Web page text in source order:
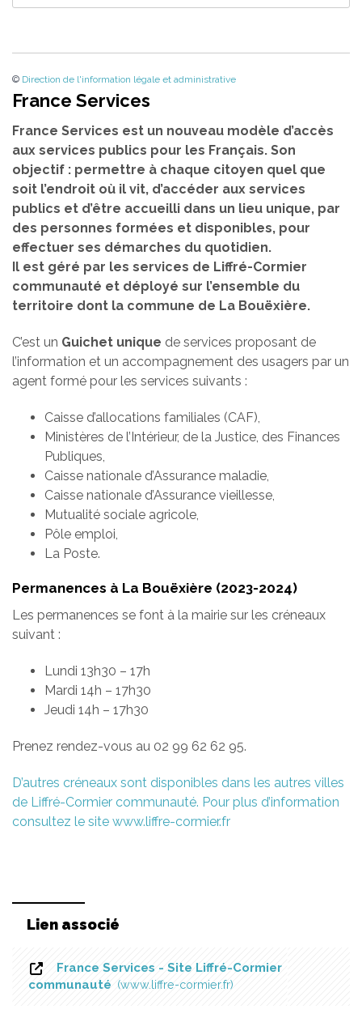
© Direction de l'information légale et administrative
France Services
France Services est un nouveau modèle d’accès
aux services publics pour les Français. Son
objectif : permettre à chaque citoyen quel que
soit l’endroit où il vit, d’accéder aux services
publics et d’être accueilli dans un lieu unique, par
des personnes formées et disponibles, pour
effectuer ses démarches du quotidien.
Il est géré par les services de Liffré-Cormier
communauté et déployé sur l’ensemble du
territoire dont la commune de La Bouëxière.
C’est un Guichet unique de services proposant de
l’information et un accompagnement des usagers par un
agent formé pour les services suivants :
Caisse d’allocations familiales (CAF),
Ministères de l’Intérieur, de la Justice, des Finances
Publiques,
Caisse nationale d’Assurance maladie,
Caisse nationale d’Assurance vieillesse,
Mutualité sociale agricole,
Pôle emploi,
La Poste.
Permanences à La Bouëxière (2023-2024)
Les permanences se font à la mairie sur les créneaux
suivant :
Lundi 13h30 – 17h
Mardi 14h – 17h30
Jeudi 14h – 17h30
Prenez rendez-vous au 02 99 62 62 95.
D’autres créneaux sont disponibles dans les autres villes
de Liffré-Cormier communauté. Pour plus d’information
consultez le site www.liffre-cormier.fr
Lien associé
France Services - Site Liffré-Cormier
communauté
www.liffre-cormier.fr